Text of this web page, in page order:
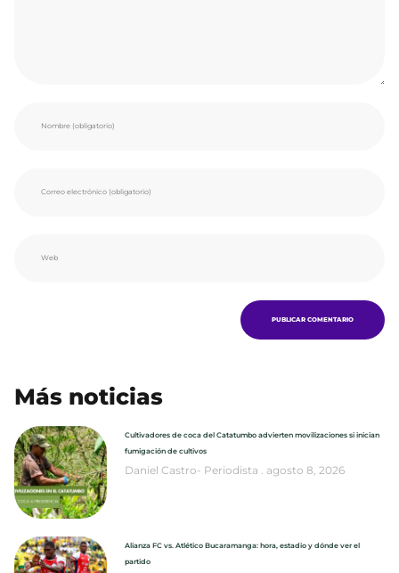
Más noticias
Cultivadores de coca del Catatumbo advierten movilizaciones si inician
fumigación de cultivos
Daniel Castro- Periodista agosto 8, 2026
Alianza FC vs. Atlético Bucaramanga: hora, estadio y dónde ver el
partido